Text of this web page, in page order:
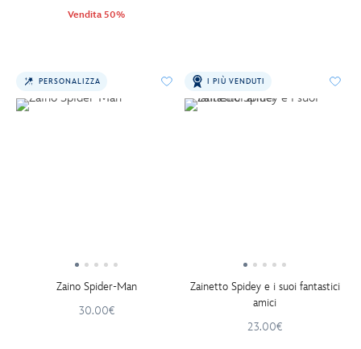
Vendita 50%
PERSONALIZZA
Zaino Spider-Man
30.00€
I PIÙ VENDUTI
Zainetto Spidey e i suoi fantastici
amici
23.00€